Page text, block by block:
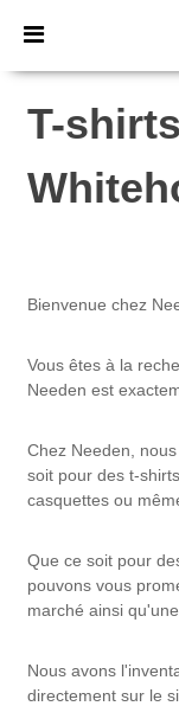
× Appli
Meilleurs
T-
Bienvenue chez
Vous êtes à la
Needen est
Chez Needen,
soit pour des t-
casquettes ou
Que ce soit pour
pouvons vous
marché ainsi
Nous avons
directement sur le